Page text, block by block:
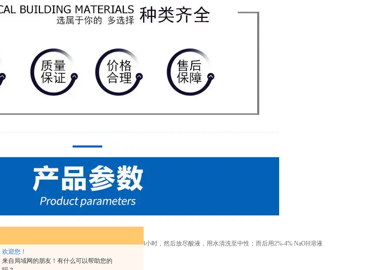
欢迎您！
来自局域网的朋友！有什么可以帮助您的
树脂预处理方法中的步相同；而后用5%HCL浸泡4-8小时，然后放尽酸液，用水清洗至中性；而后用2%-4% NaOH溶液
性待用